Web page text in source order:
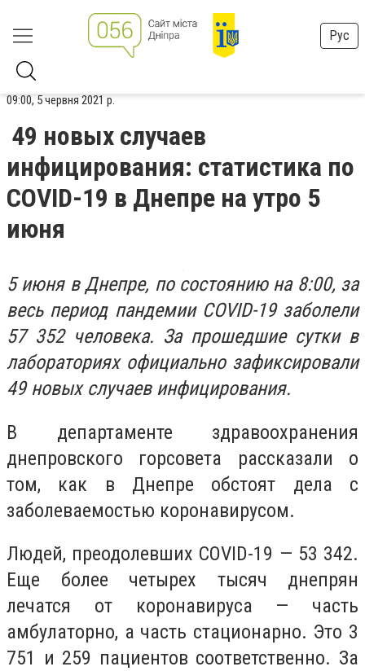
Рус
09:00, 5 червня 2021 р.
49 новых случаев
инфицирования: статистика по
COVID-19 в Днепре на утро 5
июня
5 июня в Днепре, по состоянию на 8:00, за
весь период пандемии COVID-19 заболели
57 352 человека. За прошедшие сутки в
лабораториях официально зафиксировали
49 новых случаев инфицирования.
В департаменте здравоохранения
днепровского горсовета рассказали о
том, как в Днепре обстоят дела с
заболеваемостью коронавирусом.
Людей, преодолевших COVID-19 — 53 342.
Еще более четырех тысяч днепрян
лечатся от коронавируса — часть
амбулаторно, а часть стационарно. Это 3
751 и 259 пациентов соответственно. За